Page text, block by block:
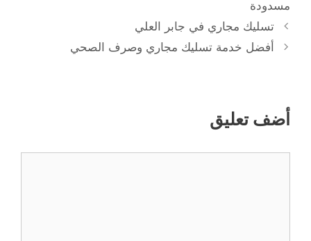
مسدودة
تسليك مجاري في جابر العلي
أفضل خدمة تسليك مجاري وصرف الصحي
أضف تعليق